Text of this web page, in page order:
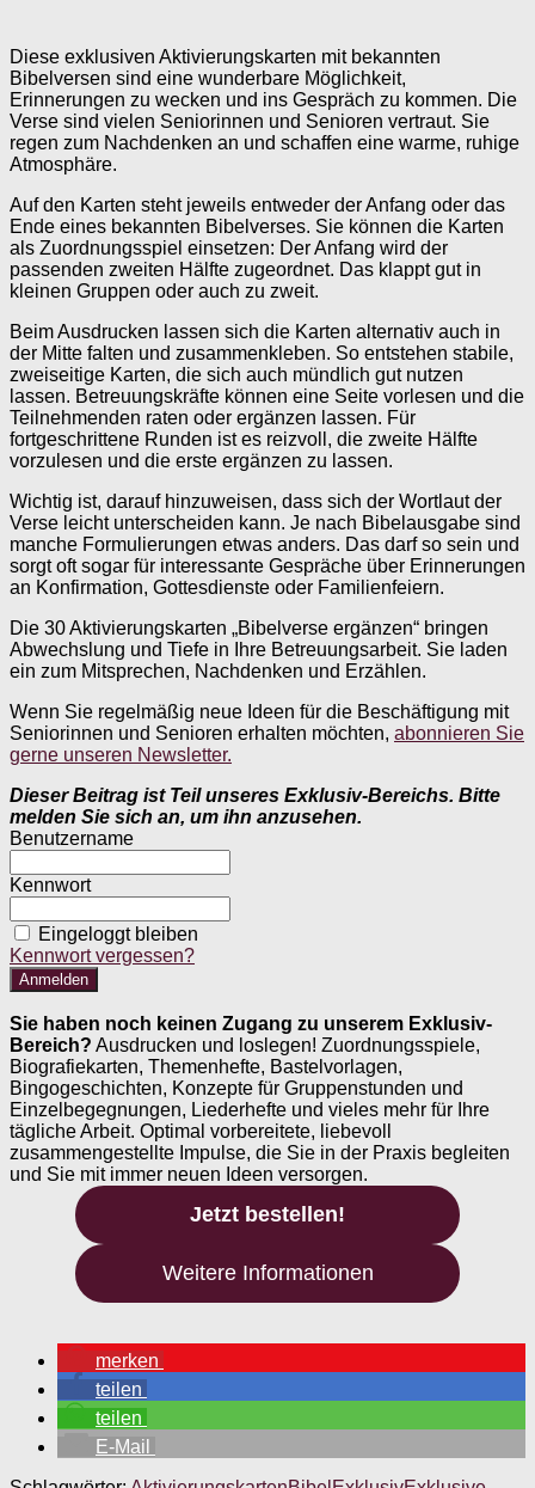
Diese exklusiven Aktivierungskarten mit bekannten
Bibelversen sind eine wunderbare Möglichkeit,
Erinnerungen zu wecken und ins Gespräch zu kommen. Die
Verse sind vielen Seniorinnen und Senioren vertraut. Sie
regen zum Nachdenken an und schaffen eine warme, ruhige
Atmosphäre.
Auf den Karten steht jeweils entweder der Anfang oder das
Ende eines bekannten Bibelverses. Sie können die Karten
als Zuordnungsspiel einsetzen: Der Anfang wird der
passenden zweiten Hälfte zugeordnet. Das klappt gut in
kleinen Gruppen oder auch zu zweit.
Beim Ausdrucken lassen sich die Karten alternativ auch in
der Mitte falten und zusammenkleben. So entstehen stabile,
zweiseitige Karten, die sich auch mündlich gut nutzen
lassen. Betreuungskräfte können eine Seite vorlesen und die
Teilnehmenden raten oder ergänzen lassen. Für
fortgeschrittene Runden ist es reizvoll, die zweite Hälfte
vorzulesen und die erste ergänzen zu lassen.
Wichtig ist, darauf hinzuweisen, dass sich der Wortlaut der
Verse leicht unterscheiden kann. Je nach Bibelausgabe sind
manche Formulierungen etwas anders. Das darf so sein und
sorgt oft sogar für interessante Gespräche über Erinnerungen
an Konfirmation, Gottesdienste oder Familienfeiern.
Die 30 Aktivierungskarten „Bibelverse ergänzen“ bringen
Abwechslung und Tiefe in Ihre Betreuungsarbeit. Sie laden
ein zum Mitsprechen, Nachdenken und Erzählen.
Wenn Sie regelmäßig neue Ideen für die Beschäftigung mit
Seniorinnen und Senioren erhalten möchten, abonnieren Sie
gerne unseren Newsletter.
Dieser Beitrag ist Teil unseres Exklusiv-Bereichs. Bitte
melden Sie sich an, um ihn anzusehen.
Benutzername
Kennwort
Eingeloggt bleiben
Kennwort vergessen?
Sie haben noch keinen Zugang zu unserem Exklusiv-
Bereich? Ausdrucken und loslegen! Zuordnungsspiele,
Biografiekarten, Themenhefte, Bastelvorlagen,
Bingogeschichten, Konzepte für Gruppenstunden und
Einzelbegegnungen, Liederhefte und vieles mehr für Ihre
tägliche Arbeit. Optimal vorbereitete, liebevoll
zusammengestellte Impulse, die Sie in der Praxis begleiten
und Sie mit immer neuen Ideen versorgen.
Jetzt bestellen!
Weitere Informationen
merken
teilen
teilen
E-Mail